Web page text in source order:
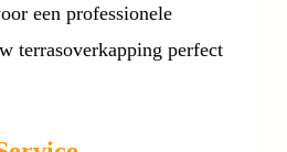
een professionele
terrasoverkapping perfect